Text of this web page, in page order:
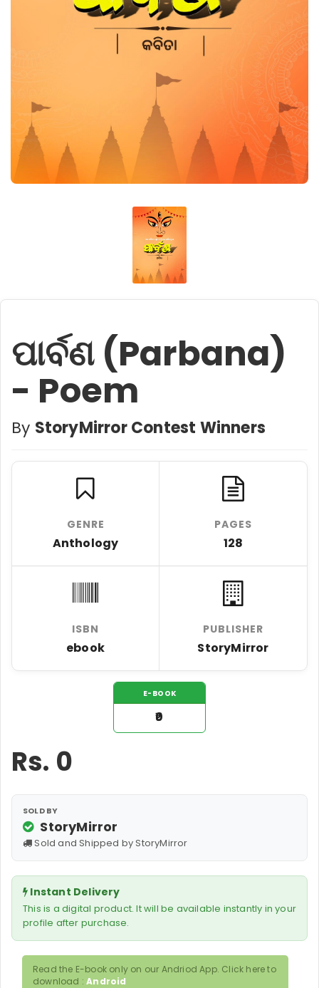
ପାର୍ବଣ (Parbana)
- Poem
By StoryMirror Contest Winners
GENRE
Anthology
PAGES
128
ISBN
ebook
PUBLISHER
StoryMirror
E-BOOK
₹0
Rs. 0
SOLD BY
StoryMirror
Sold and Shipped by StoryMirror
Instant Delivery
This is a digital product. It will be available instantly in your
profile after purchase.
Read the E-book only on our Andriod App. Click here to
download :Android